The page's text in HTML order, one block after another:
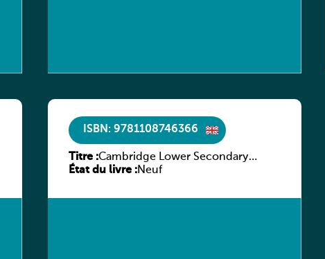
ISBN: 9781108746366
Titre :Cambridge Lower Secondary
Mathematics Workbook 7 with
État du livre :Neuf